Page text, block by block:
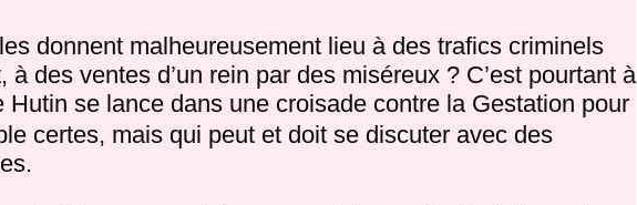
donnent malheureusement lieu à des trafics criminels
des ventes d’un rein par des miséreux ? C’est pourtant à
se lance dans une croisade contre la Gestation pour
certes, mais qui peut et doit se discuter avec des